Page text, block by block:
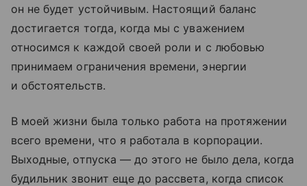
он не будет устойчивым. Настоящий баланс
достигается тогда, когда мы с уважением
относимся к каждой своей роли и с любовью
принимаем ограничения времени, энергии
и обстоятельств.
В моей жизни была только работа на протяжении
всего времени, что я работала в корпорации.
Выходные, отпуска — до этого не было дела, когда
будильник звонит еще до рассвета, когда список